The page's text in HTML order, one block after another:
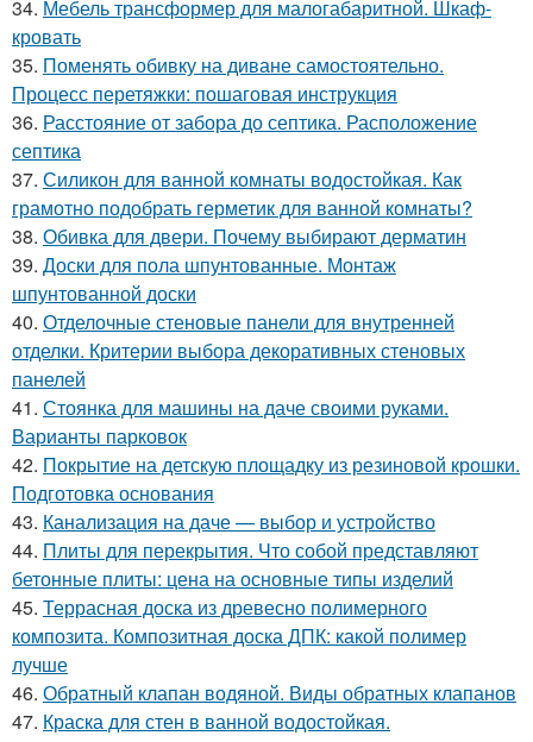
34. Мебель трансформер для малогабаритной. Шкаф-
кровать
35. Поменять обивку на диване самостоятельно.
Процесс перетяжки: пошаговая инструкция
36. Расстояние от забора до септика. Расположение
септика
37. Силикон для ванной комнаты водостойкая. Как
грамотно подобрать герметик для ванной комнаты?
38. Обивка для двери. Почему выбирают дерматин
39. Доски для пола шпунтованные. Монтаж
шпунтованной доски
40. Отделочные стеновые панели для внутренней
отделки. Критерии выбора декоративных стеновых
панелей
41. Стоянка для машины на даче своими руками.
Варианты парковок
42. Покрытие на детскую площадку из резиновой крошки.
Подготовка основания
43. Канализация на даче — выбор и устройство
44. Плиты для перекрытия. Что собой представляют
бетонные плиты: цена на основные типы изделий
45. Террасная доска из древесно полимерного
композита. Композитная доска ДПК: какой полимер
лучше
46. Обратный клапан водяной. Виды обратных клапанов
47. Краска для стен в ванной водостойкая.